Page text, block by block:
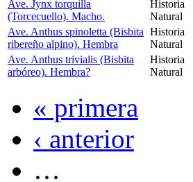
Ave. Jynx torquilla
(Torcecuello). Macho.
Historia
Natural
Ave. Anthus spinoletta (Bisbita
ribereño alpino). Hembra
Historia
Natural
Ave. Anthus trivialis (Bisbita
arbóreo). Hembra?
Historia
Natural
« primera
‹ anterior
…